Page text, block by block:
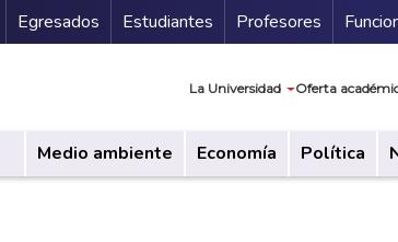
Secundario
Egresados Estudiantes Profesores
La Universidad Oferta
Medio ambiente Economía Política